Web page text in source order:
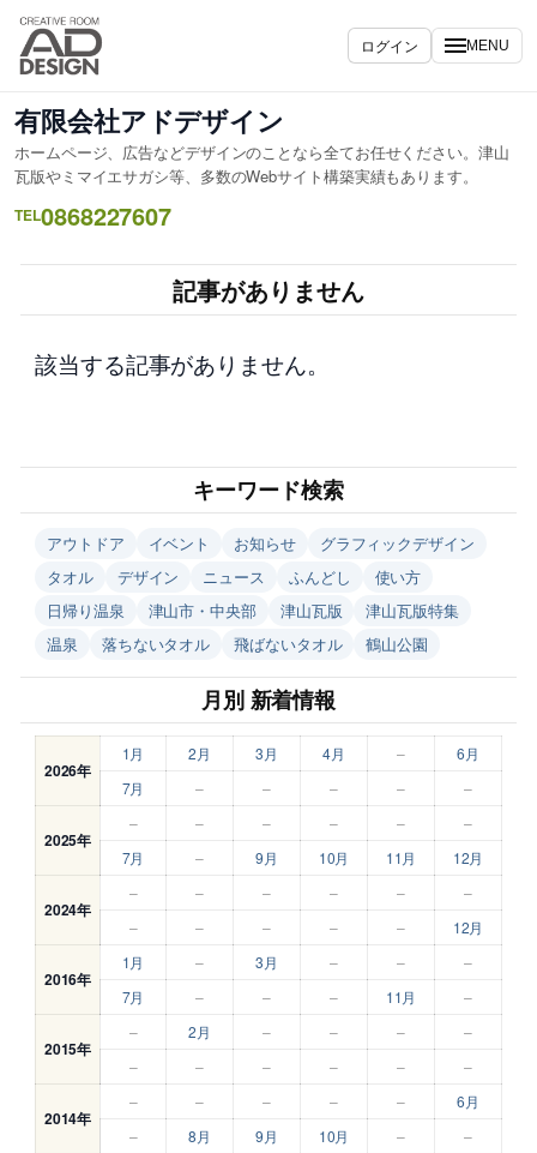
内
を
キ
ッ
プ
ログイン MENU
有限会社アドデザイン
ホームページ、広告などデザインのことなら全てお任せください。津山
瓦版やミマイエサガシ等、多数のWebサイト構築実績もあります。
TEL0868227607
記事がありません
該当する記事がありません。
キーワード検索
アウトドア イベント お知らせ
グラフィックデザイン
タオル
デザイン ニュース ふんどし
使い方
日帰り温泉
津山市・中央部 津山瓦版
津山瓦版特集
温泉
落ちないタオル 飛ばないタオル 鶴山公園
月別 新着情報
2026年
1月 2月 3月 4月 –
6月
7月
– – – – –
2025年
– – – – –
–
7月
– 9月 10月 11月 12月
2024年
– – – – –
–
–
– – – – 12月
2016年
1月 – 3月 – –
–
7月
– – – 11月 –
2015年
– 2月 – – –
–
–
– – – – –
2014年
– – – – –
6月
–
8月 9月 10月 – –